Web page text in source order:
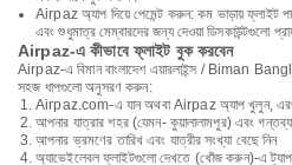
Airpaz অ্যাপ দিয়ে পেমেন্ট করুন: কম ভাড়ায় ফ্লাইট
এবং শুধুমাত্র মেম্বারদের জন্য দেওয়া ডিসকাউন্টগুলো
Airpaz-এ কীভাবে ফ্লাইট বুক করবেন
Airpaz-এ বিমান বাংলাদেশ এয়ারলাইন্স / Biman
সহজ ধাপগুলো অনুসরণ করুন:
Airpaz.com-এ যান অথবা Airpaz অ্যাপ খুলুন,
আপনার যাত্রার শহর (যেমন- কুয়ালালামপুর) এবং গন্তব্য
আপনার ভ্রমণের তারিখ এবং যাত্রীর সংখ্যা বেছে নিন
অ্যাভেইলেবল ফ্লাইটগুলো দেখতে (খোঁজ করুন)-এ